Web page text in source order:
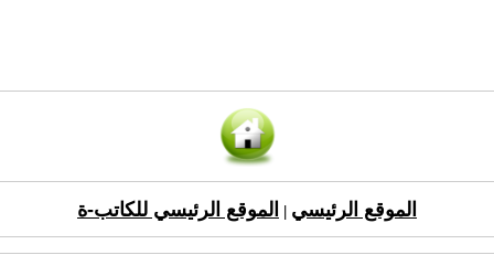
الموقع الرئيسي الموقع الرئيسي للكاتب-ة